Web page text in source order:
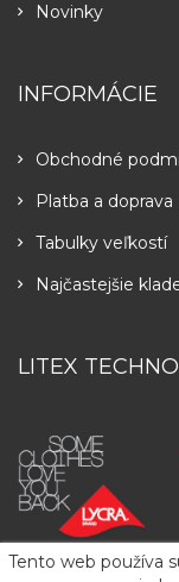
Tento web používa
Novinky
INFORMÁCIE
Obchodné
Platba a doprava
Tabulky veľkostí
Najčastejšie
LITEX